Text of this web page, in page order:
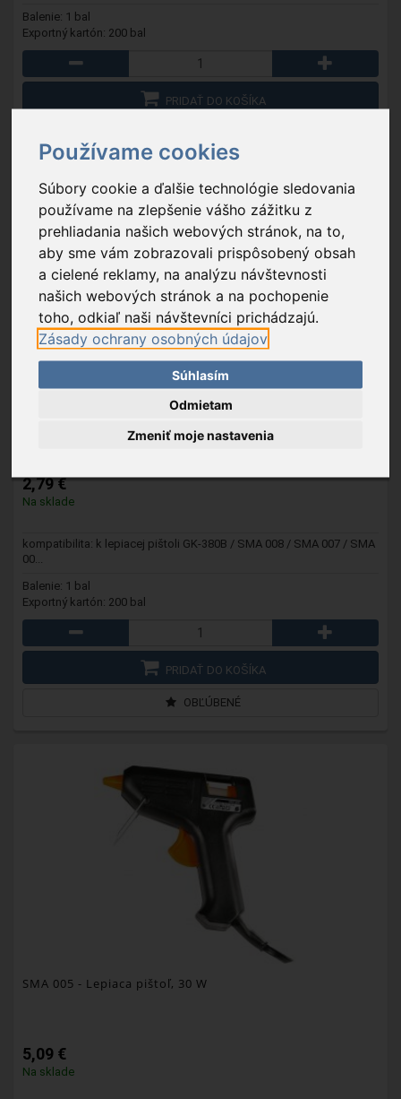
Používame cookies
Súbory cookie a ďalšie technológie sledovania
používame na zlepšenie vášho zážitku z
prehliadania našich webových stránok, na to,
aby sme vám zobrazovali prispôsobený obsah
a cielené reklamy, na analýzu návštevnosti
našich webových stránok a na pochopenie
toho, odkiaľ naši návštevníci prichádzajú.
Zásady ochrany osobných údajov
Súhlasím
Odmietam
Zmeniť moje nastavenia
Balenie: 1 bal
Exportný kartón: 200 bal
PRIDAŤ DO KOŠÍKA
- Lepiaca tyčinka, 11x100mm, 10 ks/balenie
2,79 €
Na sklade
kompatibilita: k lepiacej pištoli GK-380B / SMA 008 / SMA 007 / SMA
00...
Balenie: 1 bal
Exportný kartón: 200 bal
PRIDAŤ DO KOŠÍKA
OBĽÚBENÉ
SMA 005 - Lepiaca pištoľ, 30 W
5,09 €
Na sklade